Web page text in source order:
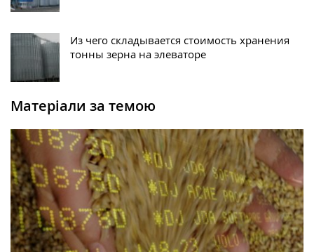
Из чего складывается стоимость хранения
тонны зерна на элеваторе
Матеріали за темою